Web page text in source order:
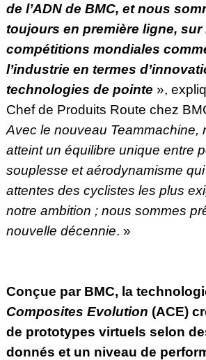
de l’ADN de BMC, et nous
toujours en première ligne, sur
compétitions mondiales
l’industrie en termes
technologies de pointe »,
Chef de Produits Route chez
Avec le nouveau Teammachine,
atteint un équilibre unique entre
souplesse et aérodynamisme
attentes des cyclistes les plus
notre ambition ; nous sommes
nouvelle décennie. »
Conçue par BMC, la
Composites Evolution (ACE)
de prototypes virtuels selon
donnés et un niveau de